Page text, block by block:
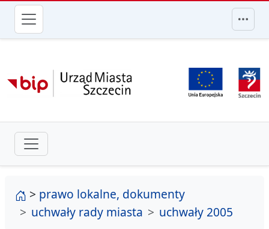
przejdź do głównego menu
strona główna
> prawo lokalne, dokumenty
uchwały rady miasta
uchwały 2005